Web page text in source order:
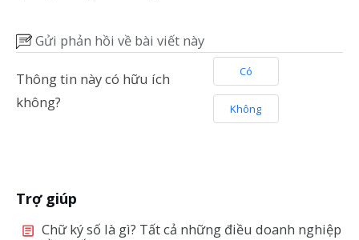
Gửi phản hồi về bài viết này
Thông tin này có hữu ích
không?
Có
Không
Trợ giúp
Chữ ký số là gì? Tất cả những điều doanh nghiệp